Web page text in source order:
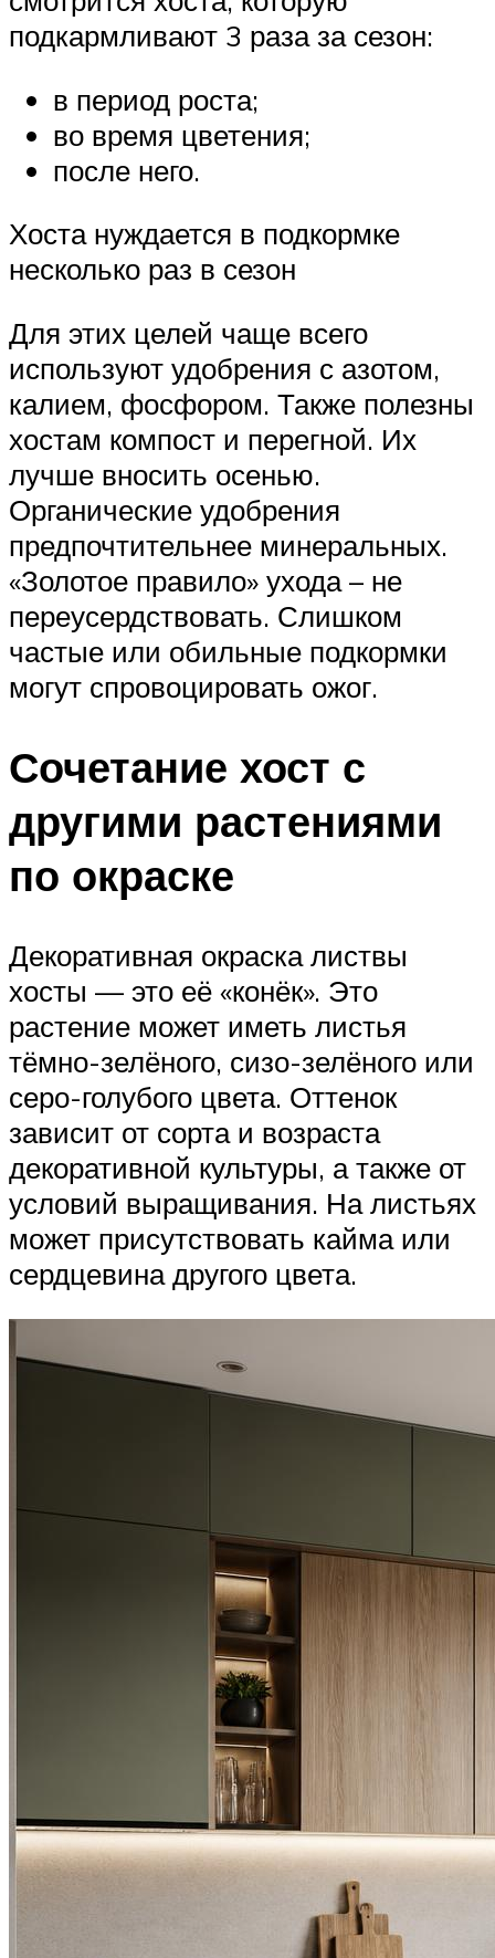
подкармливают 3 раза за сезон:
в период роста;
во время цветения;
после него.
Хоста нуждается в подкормке
несколько раз в сезон
Для этих целей чаще всего
используют удобрения с азотом,
калием, фосфором. Также полезны
хостам компост и перегной. Их
лучше вносить осенью.
Органические удобрения
предпочтительнее минеральных.
«Золотое правило» ухода – не
переусердствовать. Слишком
частые или обильные подкормки
могут спровоцировать ожог.
Сочетание хост с
другими растениями
по окраске
Декоративная окраска листвы
хосты — это её «конёк». Это
растение может иметь листья
тёмно-зелёного, сизо-зелёного или
серо-голубого цвета. Оттенок
зависит от сорта и возраста
декоративной культуры, а также от
условий выращивания. На листьях
может присутствовать кайма или
сердцевина другого цвета.